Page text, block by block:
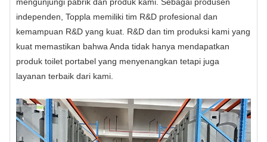
independen, Toppla memiliki tim R&D profesional dan
kemampuan R&D yang kuat. R&D dan tim produksi kami yang
kuat memastikan bahwa Anda tidak hanya mendapatkan
produk toilet portabel yang menyenangkan tetapi juga
layanan terbaik dari kami.